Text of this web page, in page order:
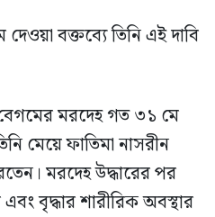
বক্তব্যে তিনি এই দাবি
মরদেহ গত ৩১ মে
মেয়ে ফাতিমা নাসরীন
মরদেহ উদ্ধারের পর
বৃদ্ধার শারীরিক অবস্থার